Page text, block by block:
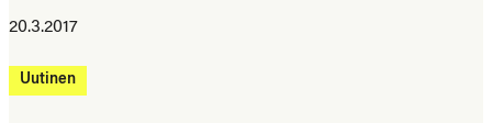
20.3.2017
Uutinen